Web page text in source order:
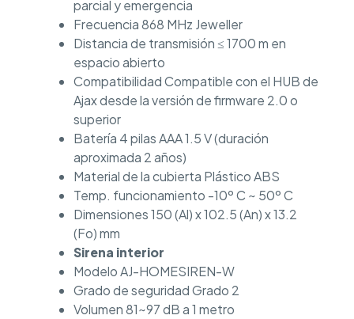
parcial y emergencia
Frecuencia 868 MHz Jeweller
Distancia de transmisión ≤ 1700 m en
espacio abierto
Compatibilidad Compatible con el HUB de
Ajax desde la versión de firmware 2.0 o
superior
Batería 4 pilas AAA 1.5 V (duración
aproximada 2 años)
Material de la cubierta Plástico ABS
Temp. funcionamiento -10º C ~ 50º C
Dimensiones 150 (Al) x 102.5 (An) x 13.2
(Fo) mm
Sirena interior
Modelo AJ-HOMESIREN-W
Grado de seguridad Grado 2
Volumen 81~97 dB a 1 metro